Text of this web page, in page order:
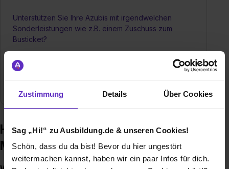
Zustimmung Details Über Cookies
Sag „Hi!“ zu Ausbildung.de & unseren Cookies!
Schön, dass du da bist! Bevor du hier ungestört
weitermachen kannst, haben wir ein paar Infos für dich.
Unterstützen Sie Ihre Azubis mit irgendwelchen
Sonderleistungen wie z.B. einem Zuschuss zum
Busticket?
Häufige Fragen zur Ausbildung –
Metallbearbeitung Becker GmbH